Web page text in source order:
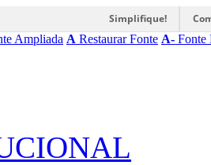
Simplifique!
Ampliada A Restaurar Fonte A- Fonte